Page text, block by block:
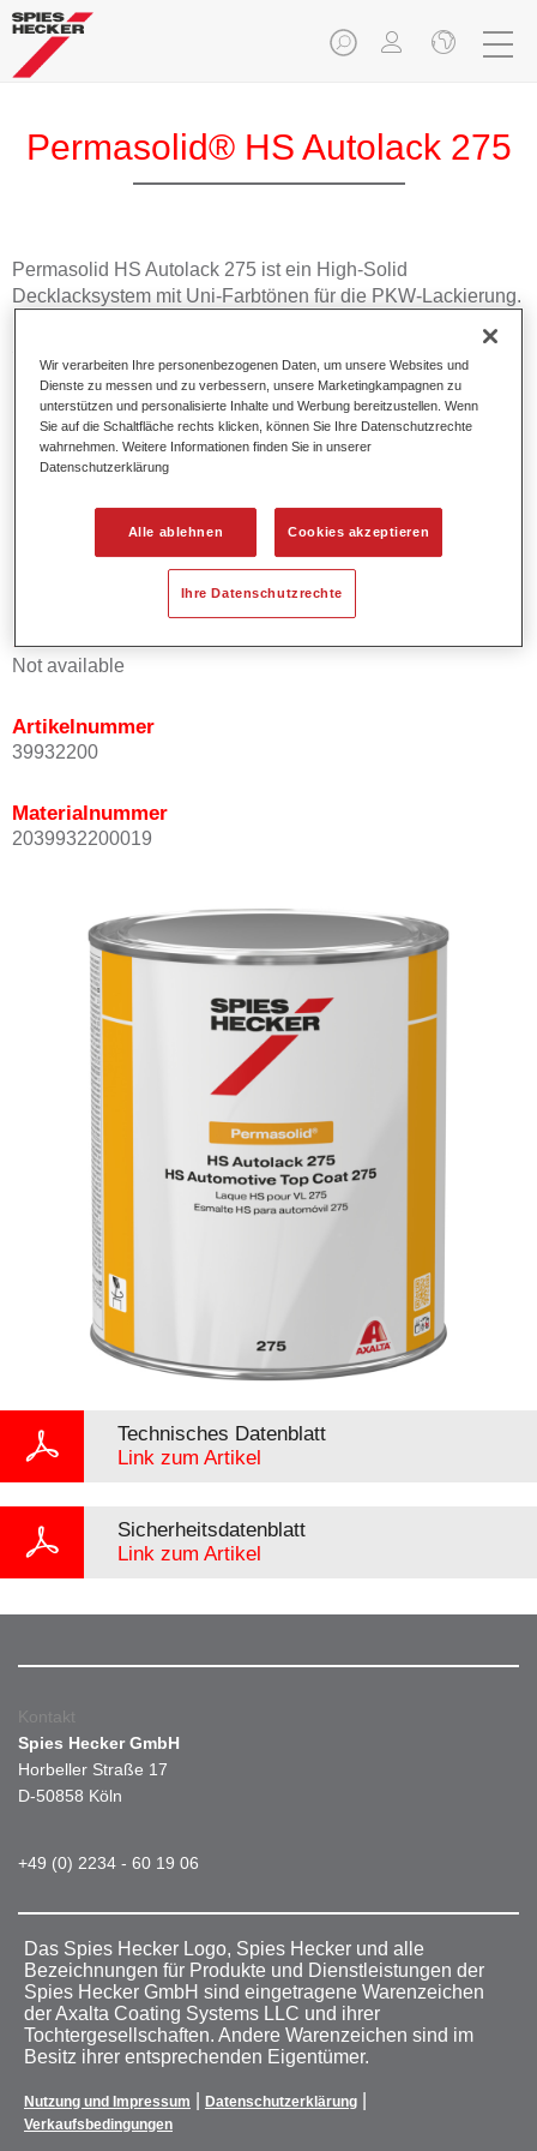
Permasolid® HS Autolack 275
Permasolid HS Autolack 275 ist ein High-Solid
Decklacksystem mit Uni-Farbtönen für die PKW-Lackierung.
Produktmerkmale
Hohes Deckvermögen.
Exzellenter Decklackstand.
VOC-konform.
Schnelle Trocknung.
Bleifreie Farbtöne.
Produktvariante
Not available
Artikelnummer
39932200
Materialnummer
2039932200019
Technisches Datenblatt
Link zum Artikel
Sicherheitsdatenblatt
Link zum Artikel
Kontakt
Spies Hecker GmbH
Horbeller Straße 17
D-50858 Köln
+49 (0) 2234 - 60 19 06
Das Spies Hecker Logo, Spies Hecker und alle
Bezeichnungen für Produkte und Dienstleistungen der
Spies Hecker GmbH sind eingetragene Warenzeichen
der Axalta Coating Systems LLC und ihrer
Tochtergesellschaften. Andere Warenzeichen sind im
Besitz ihrer entsprechenden Eigentümer.
Nutzung und Impressum Datenschutzerklärung
Verkaufsbedingungen
Wir verarbeiten Ihre personenbezogenen Daten, um unsere Websites und
Dienste zu messen und zu verbessern, unsere Marketingkampagnen zu
unterstützen und personalisierte Inhalte und Werbung bereitzustellen. Wenn
Sie auf die Schaltfläche rechts klicken, können Sie Ihre Datenschutzrechte
wahrnehmen. Weitere Informationen finden Sie in unserer
Datenschutzerklärung
Alle ablehnen Cookies akzeptieren
Ihre Datenschutzrechte